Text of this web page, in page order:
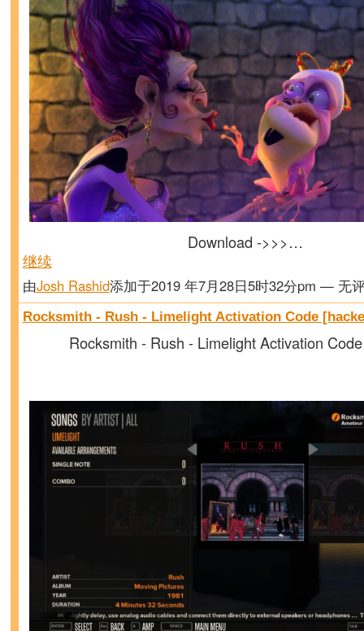
Download ->>>…
继续
由Josh Rashid添加于2019 年7月28日5时32分pm — 无
Rocksmith - Rush - Limelight Activation Code
Rocksmith - Rush - Limelight Activation